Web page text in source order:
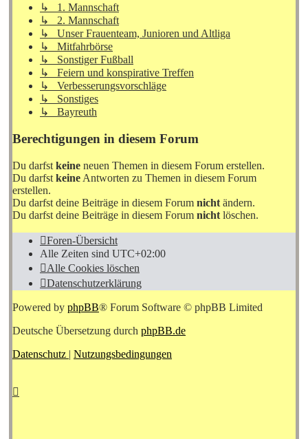
↳ 1. Mannschaft
↳ 2. Mannschaft
↳ Unser Frauenteam, Junioren und Altliga
↳ Mitfahrbörse
↳ Sonstiger Fußball
↳ Feiern und konspirative Treffen
↳ Verbesserungsvorschläge
↳ Sonstiges
↳ Bayreuth
Berechtigungen in diesem Forum
Du darfst keine neuen Themen in diesem Forum erstellen.
Du darfst keine Antworten zu Themen in diesem Forum
erstellen.
Du darfst deine Beiträge in diesem Forum nicht ändern.
Du darfst deine Beiträge in diesem Forum nicht löschen.
Foren-Übersicht
Alle Zeiten sind UTC+02:00
Alle Cookies löschen
Datenschutzerklärung
Powered by phpBB® Forum Software © phpBB Limited
Deutsche Übersetzung durch phpBB.de
Datenschutz | Nutzungsbedingungen